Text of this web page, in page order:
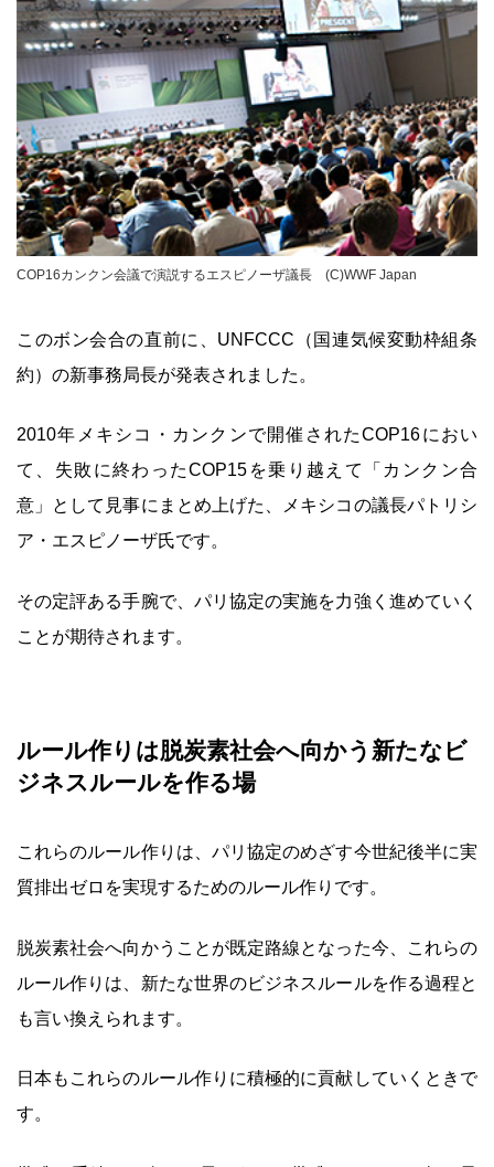
COP16カンクン会議で演説するエスピノーザ議長 (C)WWF Japan
このボン会合の直前に、UNFCCC（国連気候変動枠組条
約）の新事務局長が発表されました。
2010年メキシコ・カンクンで開催されたCOP16におい
て、失敗に終わったCOP15を乗り越えて「カンクン合
意」として見事にまとめ上げた、メキシコの議長パトリシ
ア・エスピノーザ氏です。
その定評ある手腕で、パリ協定の実施を力強く進めていく
ことが期待されます。
ルール作りは脱炭素社会へ向かう新たなビ
ジネスルールを作る場
これらのルール作りは、パリ協定のめざす今世紀後半に実
質排出ゼロを実現するためのルール作りです。
脱炭素社会へ向かうことが既定路線となった今、これらの
ルール作りは、新たな世界のビジネスルールを作る過程と
も言い換えられます。
日本もこれらのルール作りに積極的に貢献していくときで
す。